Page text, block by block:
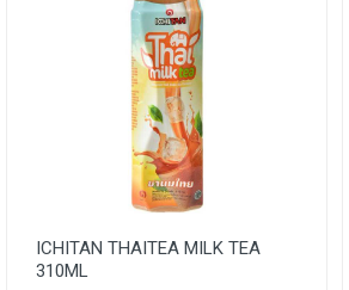
ICHITAN THAITEA MILK TEA
310ML